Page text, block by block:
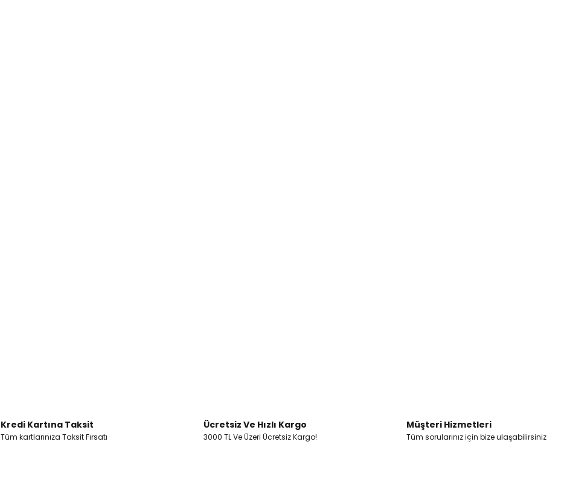
Kredi Kartına Taksit
Tüm kartlarınıza Taksit Fırsatı
Ücretsiz Ve Hızlı Kargo
3000 TL Ve Üzeri Ücretsiz Kargo!
Müşteri Hizmetleri
Tüm sorularınız için bize ulaşabilirsiniz